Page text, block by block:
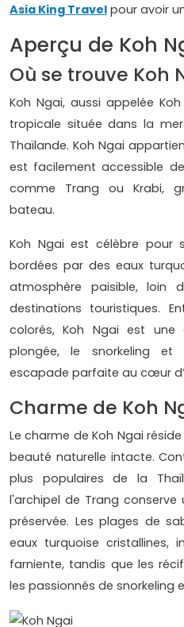
Asia King Travel pour avoir
Aperçu de Koh
Où se trouve Koh
Koh Ngai, aussi appelée
tropicale située dans la
Thaïlande. Koh Ngai
est facilement accessible
comme Trang ou Krabi,
bateau.
Koh Ngai est célèbre pour
bordées par des eaux
atmosphère paisible, loin
destinations touristiques.
colorés, Koh Ngai est
plongée, le snorkeling
escapade parfaite au cœur
Charme de Koh
Le charme de Koh Ngai
beauté naturelle intacte.
plus populaires de la
l'archipel de Trang
préservée. Les plages de
eaux turquoise
farniente, tandis que les
les passionnés de snorkeling